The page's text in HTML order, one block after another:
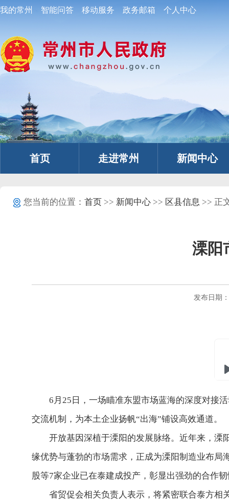
我的常州 智能问答 移动服务 政务邮箱 个人中心
首页 走进常州 新闻中心
您当前的位置： 首页>> 新闻中心>> 区县信息 >> 正
溧阳
发布日期
6月25日，一场瞄准东盟市场蓝海的深度对
交流机制，为本土企业扬帆“出海”铺设高效通道。
开放基因深植于溧阳的发展脉络。近年来，溧
缘优势与蓬勃的市场需求，正成为溧阳制造业布局
股等7家企业已在泰建成投产，彰显出强劲的合作
省贸促会相关负责人表示，将紧密联合泰方相